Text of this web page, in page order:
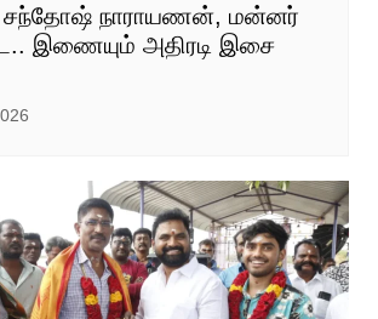
சந்தோஷ் நாராயணன், மன்னர்
இணையும் அதிரடி இசை